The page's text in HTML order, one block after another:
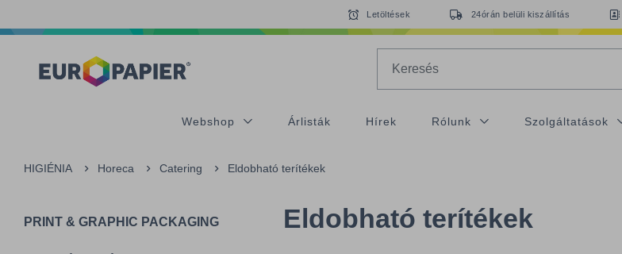
Letöltések 24órán belüli kiszállítás
Webshop Árlisták Hírek Rólunk Szolgáltatások
HIGIÉNIA Horeca Catering Eldobható terítékek
PRINT & GRAPHIC PACKAGING Eldobható terítékek